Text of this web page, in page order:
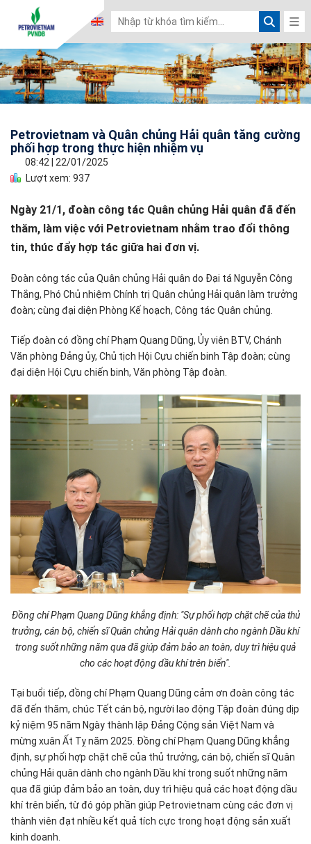
Petrovietnam và Quân chủng Hải quân tăng cường
phối hợp trong thực hiện nhiệm vụ
08:42 | 22/01/2025
Lượt xem: 937
Ngày 21/1, đoàn công tác Quân chủng Hải quân đã đến
thăm, làm việc với Petrovietnam nhằm trao đổi thông
tin, thúc đẩy hợp tác giữa hai đơn vị.
Đoàn công tác của Quân chủng Hải quân do Đại tá Nguyễn Công
Thắng, Phó Chủ nhiệm Chính trị Quân chủng Hải quân làm trưởng
đoàn; cùng đại diện Phòng Kế hoạch, Công tác Quân chủng.
Tiếp đoàn có đồng chí Phạm Quang Dũng, Ủy viên BTV, Chánh
Văn phòng Đảng ủy, Chủ tịch Hội Cựu chiến binh Tập đoàn; cùng
đại diện Hội Cựu chiến binh, Văn phòng Tập đoàn.
Đồng chí Phạm Quang Dũng khẳng định: "Sự phối hợp chặt chẽ của thủ
trưởng, cán bộ, chiến sĩ Quân chủng Hải quân dành cho ngành Dầu khí
trong suốt những năm qua đã giúp đảm bảo an toàn, duy trì hiệu quả
cho các hoạt động dầu khí trên biển".
Tại buổi tiếp, đồng chí Phạm Quang Dũng cảm ơn đoàn công tác
đã đến thăm, chúc Tết cán bộ, người lao động Tập đoàn đúng dịp
kỷ niệm 95 năm Ngày thành lập Đảng Cộng sản Việt Nam và
mừng xuân Ất Tỵ năm 2025. Đồng chí Phạm Quang Dũng khẳng
định, sự phối hợp chặt chẽ của thủ trưởng, cán bộ, chiến sĩ Quân
chủng Hải quân dành cho ngành Dầu khí trong suốt những năm
qua đã giúp đảm bảo an toàn, duy trì hiệu quả các hoạt động dầu
khí trên biển, từ đó góp phần giúp Petrovietnam cùng các đơn vị
thành viên đạt nhiều kết quả tích cực trong hoạt động sản xuất
kinh doanh.